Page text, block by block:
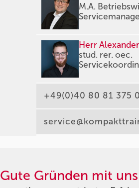
M.A.
Herr
stud. rer. oec.
+49(0)40 80 81 375 0
Gute Gründen mit